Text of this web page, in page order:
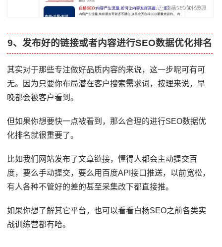
9、发布好的链接或者内容进行SEO数据优化排名
其实对于那些专注做好品质内容的来说，这一步呢可有可
无。因为只要你布局潜在客户搜索需求词，按理来说，早
晚都会被客户看到。
但如果你想要快一点被看到，那么合理的进行SEO数据优
化排名就很重要了。
比如我们网站发布了文章链接，懂得人都会主动提交百
度，要么手动提交，要么用百度API接口推送，以前宽松，
有人各种不管好的差的甚至采集改下都直接推。
如果你想了解其它平台，也可以看看白杨SEO之前各类实
战训练营都有哈。